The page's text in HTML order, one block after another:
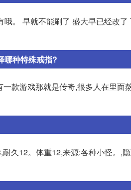
。 早就不能刷了 盛大早已经改
哪种特殊戒指?
款游戏那就是传奇,很多人在里面
久12。体重12,来源:各种小怪。,